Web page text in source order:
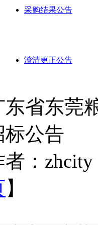
采购结果公告
澄清更正公告
东省东莞
标公告
者：
】